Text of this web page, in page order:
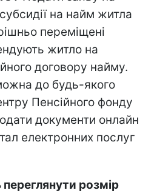
на найм житла
переміщені
житло на
договору найму.
до будь-якого
Пенсійного фонду
документи онлайн
електронних послуг
розмір